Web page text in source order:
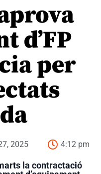
d’FP
per
2025 4:12 pm
la contractació